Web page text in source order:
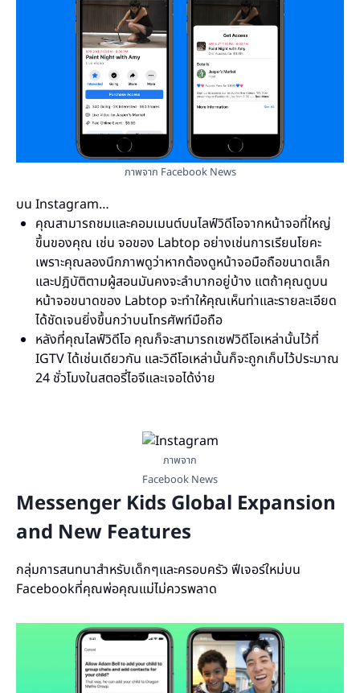
ภาพจาก Facebook News
บน Instagram…
คุณสามารถชมและคอมเมนต์บนไลฟ์วิดีโอจากหน้าจอที่ใหญ่
ขึ้นของคุณ เช่น จอของ Labtop อย่างเช่นการเรียนโยคะ
เพราะคุณลองนึกภาพดูว่าหากต้องดูหน้าจอมือถือขนาดเล็ก
และปฎิบัติตามผู้สอนมันคงจะลำบากอยู่บ้าง แตถ้าคุณดูบน
หน้าจอขนาดของ Labtop จะทำให้คุณเห็นท่าและรายละเอียด
ได้ชัดเจนยิ่งขึ้นกว่าบนโทรศัพท์มือถือ
หลังที่คุณไลฟ์วิดีโอ คุณก็จะสามารถเซฟวิดีโอเหล่านั้นไว้ที่
IGTV ได้เช่นเดียวกัน และวิดีโอเหล่านั้นก็จะถูกเก็บไว้ประมาณ
24 ชั่วโมงในสตอรี่ไอจีและเจอได้ง่าย
ภาพจาก
Facebook News
Messenger Kids Global Expansion
and New Features
กลุ่มการสนทนาสำหรับเด็กๆและครอบครัว ฟีเจอร์ใหม่บน
Facebookที่คุณพ่อคุณแม่ไม่ควรพลาด